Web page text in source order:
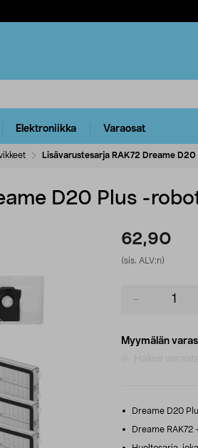
Elektroniikka Varaosat
Lisävarustesarja RAK72 Dreame
D20 Plus -
62,90
(sis. ALV:n)
Myymälän
Dreame D20
Dreame RAK72